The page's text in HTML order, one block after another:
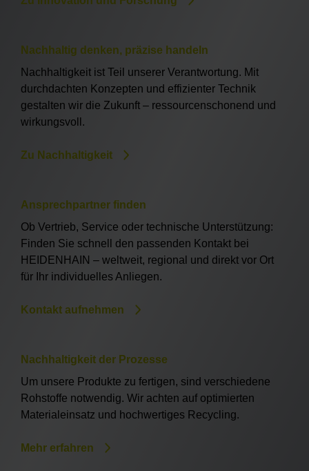
Nachhaltig denken, präzise handeln
Nachhaltigkeit ist Teil unserer Verantwortung. Mit
durchdachten Konzepten und effizienter Technik
gestalten wir die Zukunft – ressourcenschonend und
wirkungsvoll.
Zu Nachhaltigkeit
Ansprechpartner finden
Ob Vertrieb, Service oder technische Unterstützung:
Finden Sie schnell den passenden Kontakt bei
HEIDENHAIN – weltweit, regional und direkt vor Ort
für Ihr individuelles Anliegen.
Kontakt aufnehmen
Nachhaltigkeit der Prozesse
Um unsere Produkte zu fertigen, sind verschiedene
Rohstoffe notwendig. Wir achten auf optimierten
Materialeinsatz und hochwertiges Recycling.
Mehr erfahren